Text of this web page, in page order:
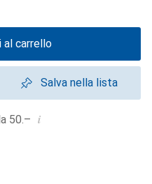
al carrello
Salva nella lista
50.– i